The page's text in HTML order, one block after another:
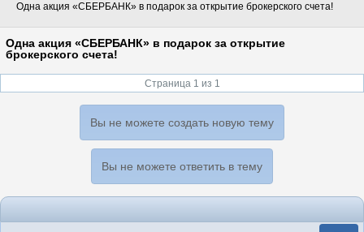
Одна акция «СБЕРБАНК» в подарок за открытие брокерского счета!
Одна акция «СБЕРБАНК» в подарок за открытие
брокерского счета!
Страница 1 из 1
Вы не можете создать новую тему
Вы не можете ответить в тему